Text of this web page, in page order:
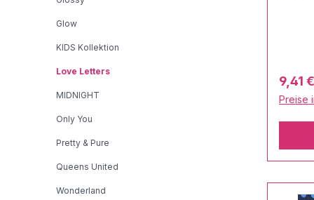
Glow
KIDS Kollektion
Love Letters
MIDNIGHT
Only You
Pretty & Pure
Queens United
Wonderland
LOVE
Motive
9,41 €
Preise